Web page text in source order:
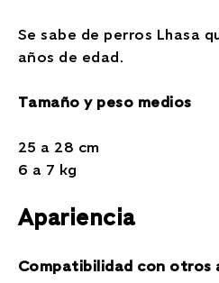
Se sabe de perros Lhasa
años de edad.
Tamaño y peso medios
25 a 28 cm
6 a 7 kg
Apariencia
Compatibilidad con otros